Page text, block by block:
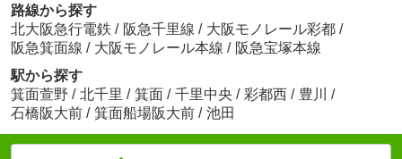
路線から探す
北大阪急行電鉄 / 阪急千里線 / 大阪モノレール彩都 /
阪急箕面線 / 大阪モノレール本線 / 阪急宝塚本線
駅から探す
箕面萱野 / 北千里 / 箕面 / 千里中央 / 彩都西 / 豊川 /
石橋阪大前 / 箕面船場阪大前 / 池田